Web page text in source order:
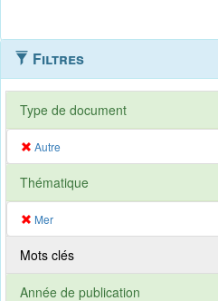
Filtres
Type de document
Autre
Thématique
Mer
Mots clés
Année de publication